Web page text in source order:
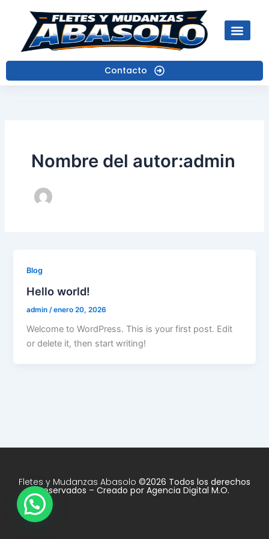
contenido
Contacto
Nombre del autor:admin
Blog
Hello world!
admin /enero 20, 2026
Welcome to WordPress. This is your first post. Edit
or delete it, then start writing!
Fletes y Mudanzas Abasolo ©2026 Todos los derechos
reservados – Creado por Agencia Digital M.O.